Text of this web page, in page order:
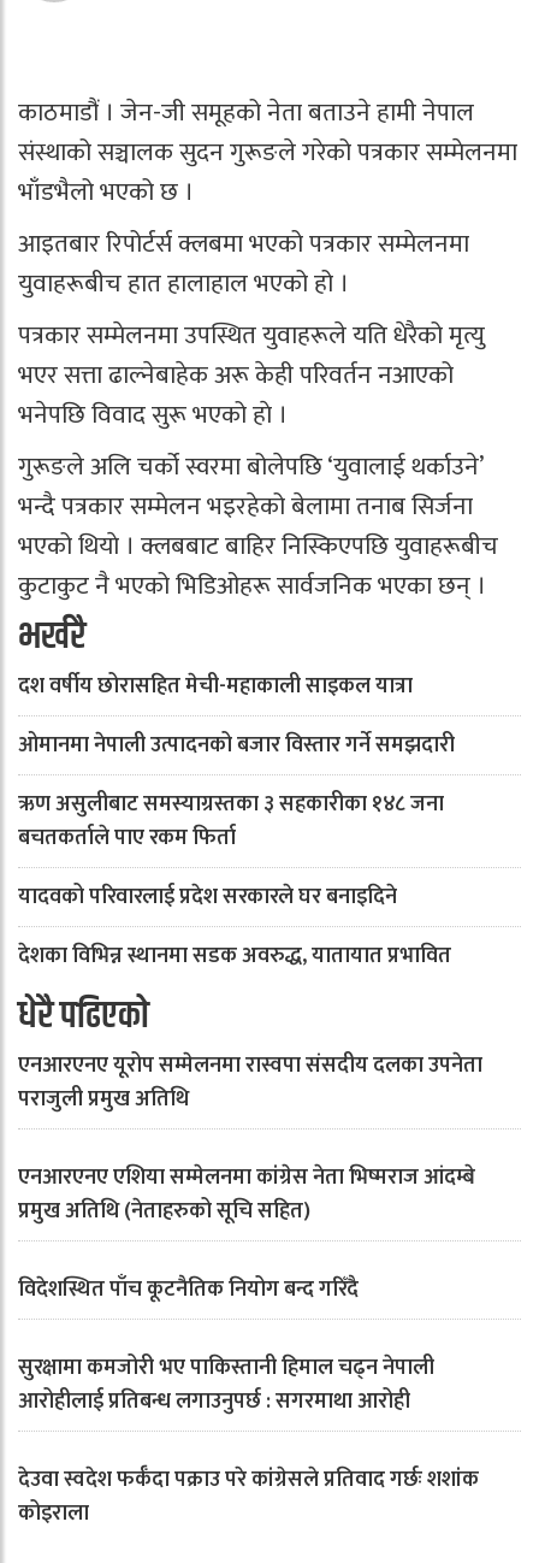
काठमाडौं । जेन-जी समूहको नेता बताउने हामी नेपाल
संस्थाको सञ्चालक सुदन गुरूङले गरेको पत्रकार सम्मेलनमा
भाँडभैलो भएको छ ।
आइतबार रिपोर्टर्स क्लबमा भएको पत्रकार सम्मेलनमा
युवाहरूबीच हात हालाहाल भएको हो ।
पत्रकार सम्मेलनमा उपस्थित युवाहरूले यति धेरैको मृत्यु
भएर सत्ता ढाल्नेबाहेक अरू केही परिवर्तन नआएको
भनेपछि विवाद सुरू भएको हाे ।
गुरूङले अलि चर्को स्वरमा बोलेपछि ‘युवालाई थर्काउने’
भन्दै पत्रकार सम्मेलन भइरहेको बेलामा तनाब सिर्जना
भएको थियाे । क्लबबाट बाहिर निस्किएपछि युवाहरूबीच
कुटाकुट नै भएको भिडिओहरू सार्वजनिक भएका छन् ।
भर्खरै
दश वर्षीय छोरासहित मेची-महाकाली साइकल यात्रा
ओमानमा नेपाली उत्पादनको बजार विस्तार गर्ने समझदारी
ऋण असुलीबाट समस्याग्रस्तका ३ सहकारीका १४८ जना
बचतकर्ताले पाए रकम फिर्ता
यादवको परिवारलाई प्रदेश सरकारले घर बनाइदिने
देशका विभिन्न स्थानमा सडक अवरुद्ध, यातायात प्रभावित
धेरै पढिएको
एनआरएनए यूरोप सम्मेलनमा रास्वपा संसदीय दलका उपनेता
पराजुली प्रमुख अतिथि
एनआरएनए एशिया सम्मेलनमा कांग्रेस नेता भिष्मराज आंदम्बे
प्रमुख अतिथि (नेताहरुको सूचि सहित)
विदेशस्थित पाँच कूटनैतिक नियोग बन्द गरिँदै
सुरक्षामा कमजोरी भए पाकिस्तानी हिमाल चढ्न नेपाली
आरोहीलाई प्रतिबन्ध लगाउनुपर्छ : सगरमाथा आरोही
देउवा स्वदेश फर्कँदा पक्राउ परे कांग्रेसले प्रतिवाद गर्छः शशांक
कोइराला